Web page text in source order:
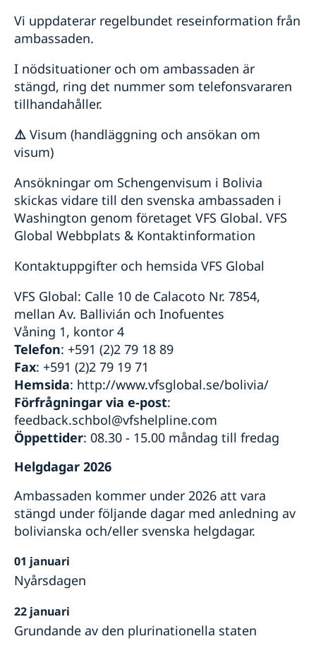
Vi uppdaterar regelbundet reseinformation från
ambassaden.
I nödsituationer och om ambassaden är
stängd, ring det nummer som telefonsvararen
tillhandahåller.
⚠️ Visum (handläggning och ansökan om
visum)
Ansökningar om Schengenvisum i Bolivia
skickas vidare till den svenska ambassaden i
Washington genom företaget VFS Global. VFS
Global Webbplats & Kontaktinformation
Kontaktuppgifter och hemsida VFS Global
VFS Global: Calle 10 de Calacoto Nr. 7854,
mellan Av. Ballivián och Inofuentes
Våning 1, kontor 4
Telefon: +591 (2)2 79 18 89
Fax: +591 (2)2 79 19 71
Hemsida: http://www.vfsglobal.se/bolivia/
Förfrågningar via e-post:
feedback.schbol@vfshelpline.com
Öppettider: 08.30 - 15.00 måndag till fredag
Helgdagar 2026
Ambassaden kommer under 2026 att vara
stängd under följande dagar med anledning av
bolivianska och/eller svenska helgdagar.
01 januari
Nyårsdagen
22 januari
Grundande av den plurinationella staten